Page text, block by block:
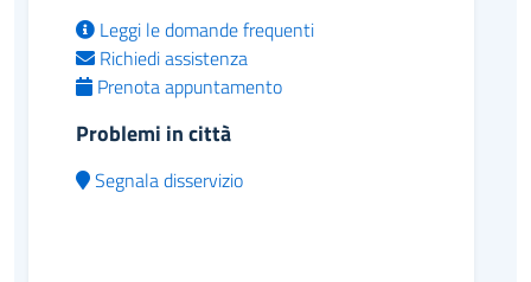
Leggi le domande frequenti
Richiedi assistenza
Prenota appuntamento
Problemi in città
Segnala disservizio